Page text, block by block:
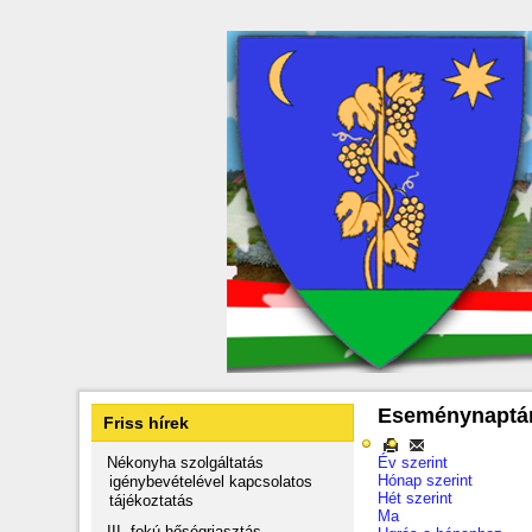
Friss hírek
Nékonyha szolgáltatás
igénybevételével kapcsolatos
tájékoztatás
Év szerint
Hónap szerint
Hét szerint
Ma